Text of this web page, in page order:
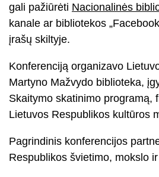
gali pažiūrėti Nacionalinės
kanale ar bibliotekos
įrašų skiltyje.
Konferenciją organizavo
Martyno Mažvydo biblioteka,
Skaitymo skatinimo programą,
Lietuvos Respublikos kultūros
Pagrindinis konferencijos
Respublikos švietimo, mokslo